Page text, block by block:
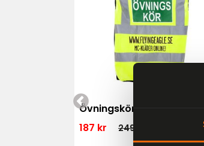
Övningskörningsväst MC
187 kr
249 kr